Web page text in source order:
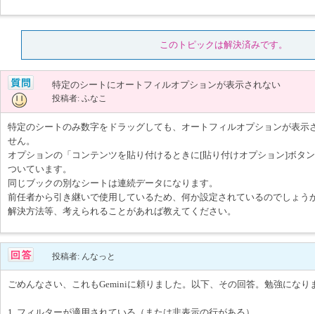
このトピックは解決済みです。
特定のシートにオートフィルオプションが表示されない
投稿者: ふなこ
特定のシートのみ数字をドラッグしても、オートフィルオプションが表示
せん。
オプションの「コンテンツを貼り付けるときに[貼り付けオプション]ボタ
ついています。
同じブックの別なシートは連続データになります。
前任者から引き継いで使用しているため、何か設定されているのでしょう
解決方法等、考えられることがあれば教えてください。
投稿者: んなっと
ごめんなさい、これもGeminiに頼りました。以下、その回答。勉強になり
1. フィルターが適用されている（または非表示の行がある）